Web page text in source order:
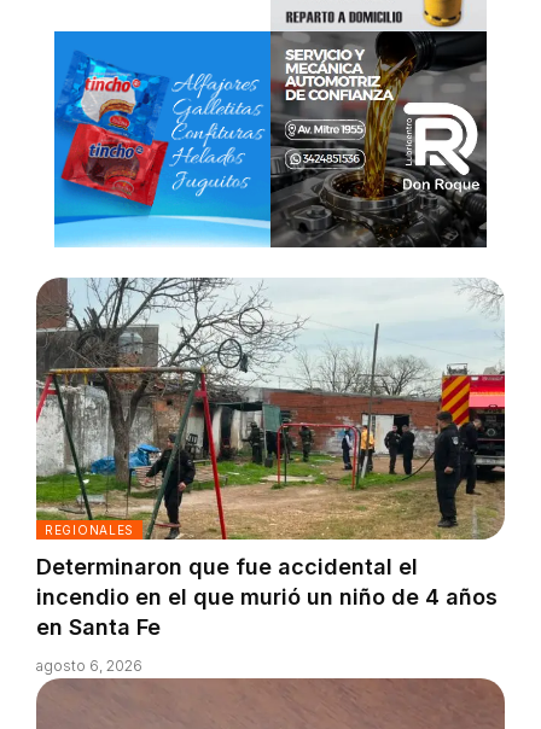
REGIONALES
Determinaron que fue accidental el
incendio en el que murió un niño de 4 años
en Santa Fe
agosto 6, 2026